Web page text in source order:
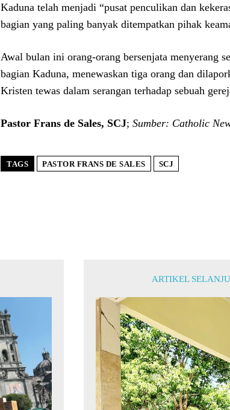
Kaduna telah menjadi “pusat penculikan dan
bagian yang paling banyak ditempatkan pihak
Awal bulan ini orang-orang bersenjata menyerang
bagian Kaduna, menewaskan tiga orang dan
Kristen tewas dalam serangan terhadap sebuah
Pastor Frans de Sales, SCJ; Sumber: Catholic
TAGS PASTOR FRANS DE SALES SCJ
ARTIKEL